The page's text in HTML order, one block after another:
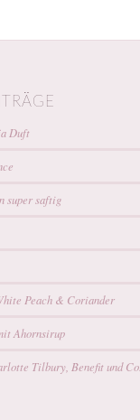
Duft
super saftig
Peach & Coriander
Ahornsirup
Tilbury, Benefit und Co.